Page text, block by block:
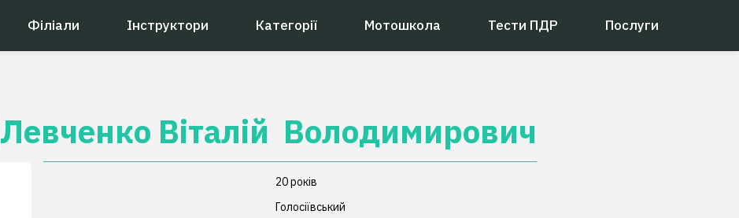
Філіали Інструктори Категорії Мотошкола Тести ПДР Послуги
Левченко Віталій Володимирович
20років
Голосіївський